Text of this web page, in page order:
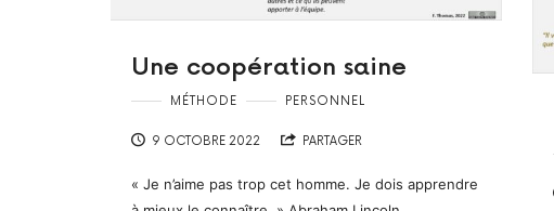
Une coopération saine
MÉTHODE PERSONNEL
9 OCTOBRE 2022 PARTAGER
« Je n’aime pas trop cet homme. Je dois apprendre